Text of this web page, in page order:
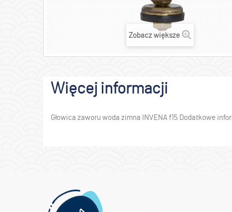
Zobacz większe
Więcej informacji
Głowica zaworu woda zimna INVENA f15 Dodatkowe